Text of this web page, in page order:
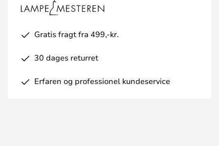
Gratis fragt fra 499,-kr.
30 dages returret
Erfaren og professionel kundeservice